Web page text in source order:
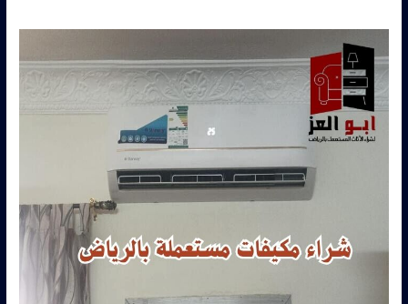
شراء
مكيفات
مستعملة
بالرياض
0560485279